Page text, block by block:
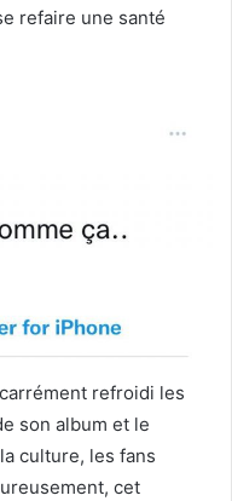
refaire une santé
refroidi les
son album et le
culture, les fans
cet